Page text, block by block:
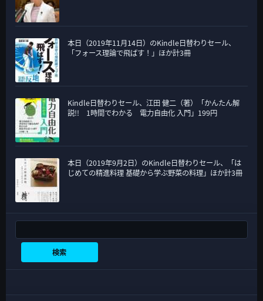
本日（2019年11月14日）のKindle日替わりセール、
「フォース理論で飛ばす！」ほか計3冊
Kindle日替わりセール、江田 健二（著）「かんたん解
説!! 1時間でわかる 電力自由化 入門」199円
本日（2019年9月2日）のKindle日替わりセール、「は
じめての精進料理 基礎から学ぶ野菜の料理」ほか計3冊
検索